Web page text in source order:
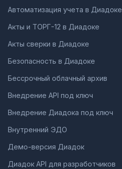
Автоматизация учета в Диадоке
Акты и ТОРГ-12 в Диадоке
Акты сверки в Диадоке
Безопасность в Диадоке
Бессрочный облачный архив
Внедрение API под ключ
Внедрение Диадока под ключ
Внутренний ЭДО
Демо-версия Диадок
Диадок API для разработчиков